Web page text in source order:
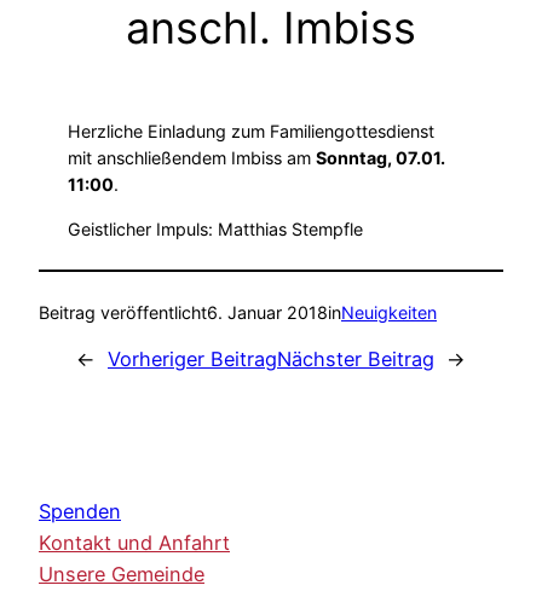
anschl. Imbiss
Herzliche Einladung zum Familiengottesdienst
mit anschließendem Imbiss am Sonntag, 07.01.
11:00.
Geistlicher Impuls: Matthias Stempfle
Beitrag veröffentlicht6. Januar 2018inNeuigkeiten
← Vorheriger BeitragNächster Beitrag →
Spenden
Kontakt und Anfahrt
Unsere Gemeinde